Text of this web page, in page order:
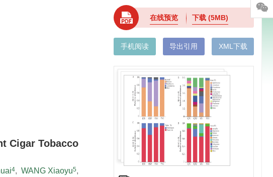
Cigar Tobacco
4, WANG Xiaoyu5,
在线预览 下载(5MB)
手机阅读 导出引用 XML下载